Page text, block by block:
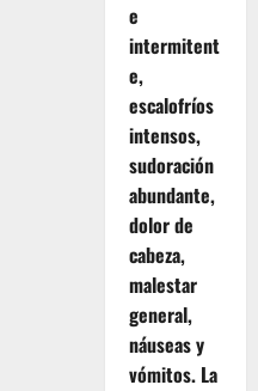
e
intermitent
e,
escalofríos
intensos,
sudoración
abundante,
dolor de
cabeza,
malestar
general,
náuseas y
vómitos. La